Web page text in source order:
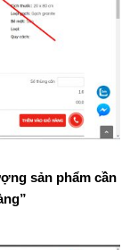
sản phẩm cần